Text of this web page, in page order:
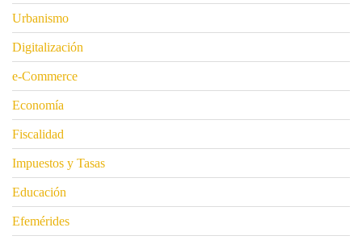
Urbanismo
Digitalización
e-Commerce
Economía
Fiscalidad
Impuestos y Tasas
Educación
Efemérides